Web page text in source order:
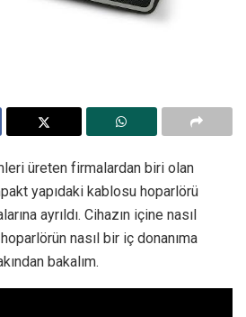
üreten firmalardan biri olan
yapıdaki kablosu hoparlörü
ayrıldı. Cihazın içine nasıl
nasıl bir iç donanıma
bakalım.